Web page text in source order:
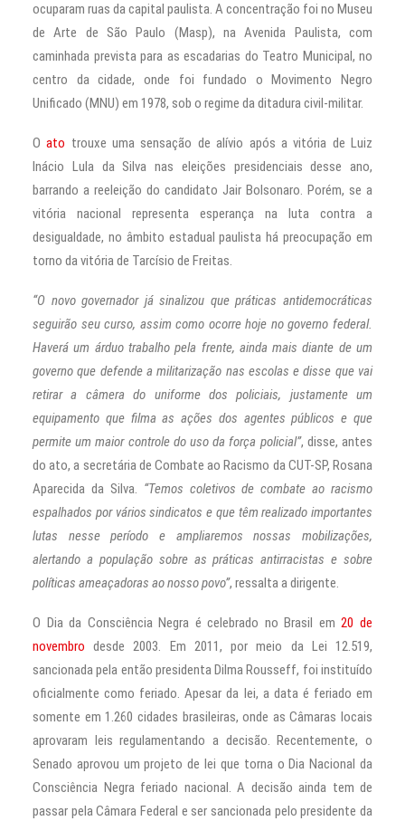
ocuparam ruas da capital paulista. A concentração foi no Museu
de Arte de São Paulo (Masp), na Avenida Paulista, com
caminhada prevista para as escadarias do Teatro Municipal, no
centro da cidade, onde foi fundado o Movimento Negro
Unificado (MNU) em 1978, sob o regime da ditadura civil-militar.
Oato trouxe uma sensação de alívio após a vitória de Luiz
Inácio Lula da Silva nas eleições presidenciais desse ano,
barrando a reeleição do candidato Jair Bolsonaro. Porém, se a
vitória nacional representa esperança na luta contra a
desigualdade, no âmbito estadual paulista há preocupação em
torno da vitória de Tarcísio de Freitas.
“O novo governador já sinalizou que práticas antidemocráticas
seguirão seu curso, assim como ocorre hoje no governo federal.
Haverá um árduo trabalho pela frente, ainda mais diante de um
governo que defende a militarização nas escolas e disse que vai
retirar a câmera do uniforme dos policiais, justamente um
equipamento que filma as ações dos agentes públicos e que
permite um maior controle do uso da força policial”, disse, antes
do ato, a secretária de Combate ao Racismo da CUT-SP, Rosana
Aparecida da Silva. “Temos coletivos de combate ao racismo
espalhados por vários sindicatos e que têm realizado importantes
lutas nesse período e ampliaremos nossas mobilizações,
alertando a população sobre as práticas antirracistas e sobre
políticas ameaçadoras ao nosso povo”, ressalta a dirigente.
O Dia da Consciência Negra é celebrado no Brasil em20 de
novembro desde 2003. Em 2011, por meio da Lei 12.519,
sancionada pela então presidenta Dilma Rousseff, foi instituído
oficialmente como feriado. Apesar da lei, a data é feriado em
somente em 1.260 cidades brasileiras, onde as Câmaras locais
aprovaram leis regulamentando a decisão. Recentemente, o
Senado aprovou um projeto de lei que torna o Dia Nacional da
Consciência Negra feriado nacional. A decisão ainda tem de
passar pela Câmara Federal e ser sancionada pelo presidente da